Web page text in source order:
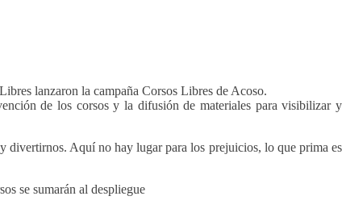
lanzaron la campaña Corsos Libres de Acoso.
de los corsos y la difusión de materiales para visibilizar y
divertirnos. Aquí no hay lugar para los prejuicios, lo que prima es
se sumarán al despliegue